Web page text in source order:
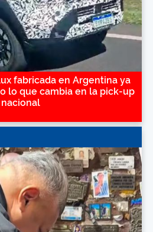
fabricada en Argentina ya
lo que cambia en la pick-up
nacional